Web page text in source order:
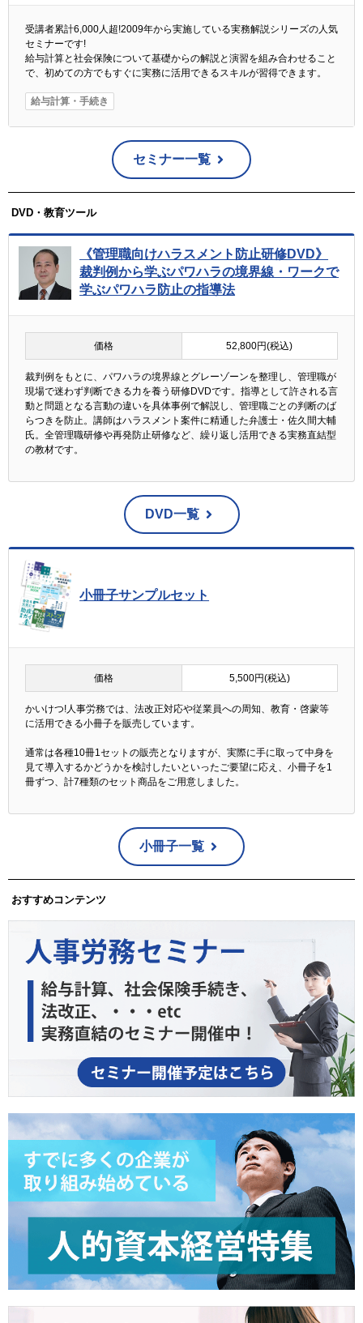
受講者累計6,000人超!2009年から実施している実務解説シリーズの人気
セミナーです!
給与計算と社会保険について基礎からの解説と演習を組み合わせること
で、初めての方でもすぐに実務に活用できるスキルが習得できます。
給与計算・手続き
セミナー一覧
DVD・教育ツール
《管理職向けハラスメント防止研修DVD》
裁判例から学ぶパワハラの境界線・ワークで
学ぶパワハラ防止の指導法
価格 52,800円(税込)
裁判例をもとに、パワハラの境界線とグレーゾーンを整理し、管理職が
現場で迷わず判断できる力を養う研修DVDです。指導として許される言
動と問題となる言動の違いを具体事例で解説し、管理職ごとの判断のば
らつきを防止。講師はハラスメント案件に精通した弁護士・佐久間大輔
氏。全管理職研修や再発防止研修など、繰り返し活用できる実務直結型
の教材です。
DVD一覧
小冊子サンプルセット
価格 5,500円(税込)
かいけつ!人事労務では、法改正対応や従業員への周知、教育・啓蒙等
に活用できる小冊子を販売しています。
通常は各種10冊1セットの販売となりますが、実際に手に取って中身を
見て導入するかどうかを検討したいといったご要望に応え、小冊子を1
冊ずつ、計7種類のセット商品をご用意しました。
小冊子一覧
おすすめコンテンツ